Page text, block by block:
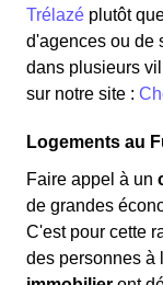
Trélazé plutôt
d'agences ou de
dans plusieurs
sur notre site :
Logements au
Faire appel à un
de grandes
C'est pour cette
des personnes à